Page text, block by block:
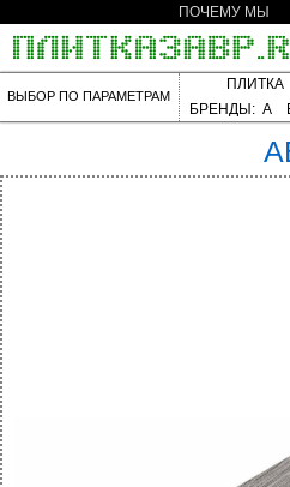
ПОЧЕМУ МЫ
ВЫБОР ПО ПАРАМЕТРАМ
ПЛИТКА
БРЕНДЫ: A